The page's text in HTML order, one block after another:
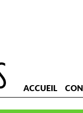
ACCUEIL